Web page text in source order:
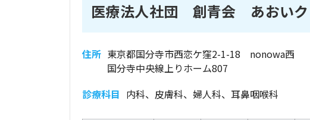
医療法人社団 創青会 あおいク
住所 東京都国分寺市西恋ケ窪2-1-18 nonowa西
国分寺中央線上りホーム807
診療科目 内科、皮膚科、婦人科、耳鼻咽喉科